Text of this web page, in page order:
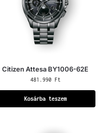
Citizen Attesa BY1006-62E
481.990 Ft
Kosárba teszem